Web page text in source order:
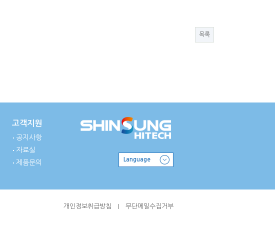
목록
고객지원
공지사항
자료실
제품문의
Language
무단메일수집거부
개인정보취급방침